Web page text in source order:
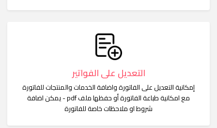
التعديل على الفواتير
إمكانية التعديل على الفاتورة واضافة الخدمات والمنتجات للفاتورة
مع امكانية طباعة الفاتورة أو حفظها ملف pdf - يمكن اضافة
شروط او ملاحظات خاصة للفاتورة